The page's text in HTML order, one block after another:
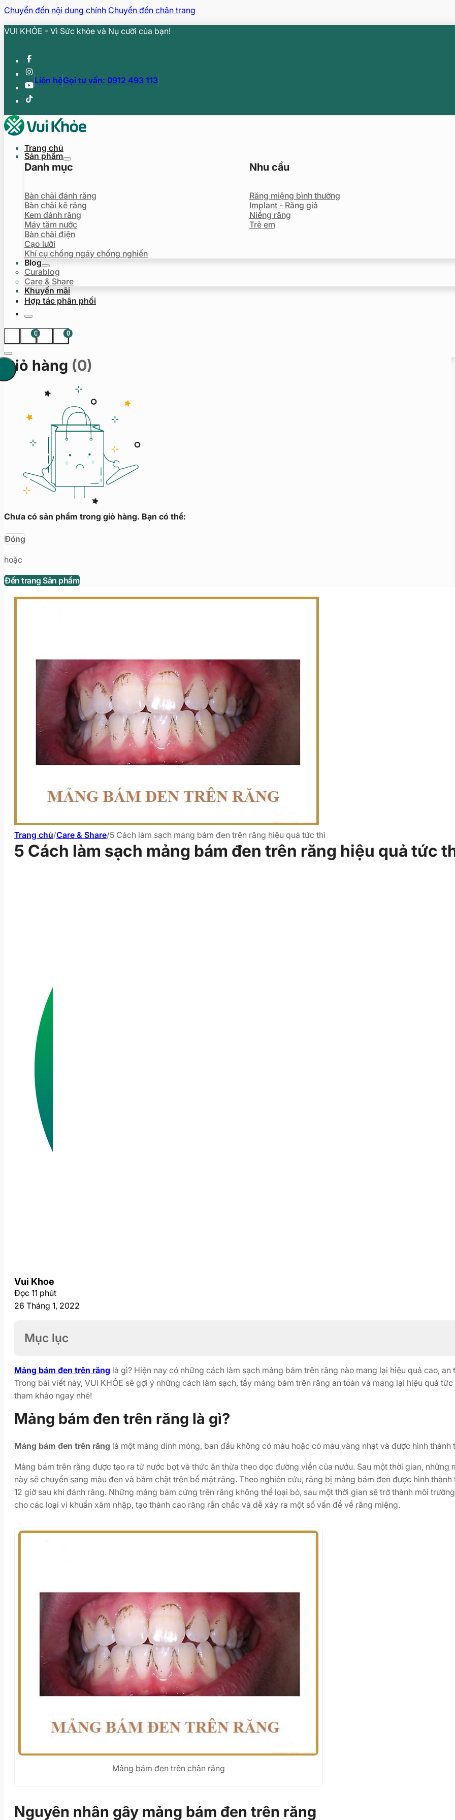
Chuyển đến nội dung chính Chuyển đến chân trang
VUI KHỎE - Vì Sức khỏe và Nụ cười của bạn!
Liên hệGọi tư vấn: 0912 493 113
Trang chủ
Sản phẩm
Danh mục
Bàn chải đánh răng
Bàn chải kẽ răng
Kem đánh răng
Máy tăm nước
Bàn chải điện
Cạo lưỡi
Khí cụ chống ngáy chống nghiến
Nhu cầu
Răng miệng bình thường
Implant - Răng giả
Niềng răng
Trẻ em
Blog
Curablog
Care & Share
Khuyến mãi
Hợp tác phân phối
0 0
Giỏ hàng (0)
Chưa có sản phẩm trong giỏ hàng. Bạn có thể:
Đóng
hoặc
Đến trang Sản phẩm
Trang chủ/Care & Share/5 Cách làm sạch mảng bám đen trên răng hiệu quả tức thì
5 Cách làm sạch mảng bám đen trên răng hiệu quả tức
Vui Khoe
Đọc 11 phút
26 Tháng 1, 2022
Mục lục
Mảng bám đen trên răng là gì? Hiện nay có những cách làm sạch mảng bám trên răng nào mang lại hiệu quả cao, an
Trong bài viết này, VUI KHỎE sẽ gợi ý những cách làm sạch, tẩy mảng bám trên răng an toàn và mang lại hiệu quả
tham khảo ngay nhé!
Mảng bám đen trên răng là gì?
Mảng bám đen trên răng là một màng dính mỏng, ban đầu không có màu hoặc có màu vàng nhạt và được hình
Mảng bám trên răng được tạo ra từ nước bọt và thức ăn thừa theo dọc đường viền của nướu. Sau một thời gian, những
này sẽ chuyển sang màu đen và bám chặt trên bề mặt răng. Theo nghiên cứu, răng bị mảng bám đen được hình thành
12 giờ sau khi đánh răng. Những mảng bám cứng trên răng không thể loại bỏ, sau một thời gian sẽ trở thành môi
cho các loại vi khuẩn xâm nhập, tạo thành cao răng rắn chắc và dễ xảy ra một số vấn đề về răng miệng.
Mảng bám đen trên chân răng
Nguyên nhân gây mảng bám đen trên răng